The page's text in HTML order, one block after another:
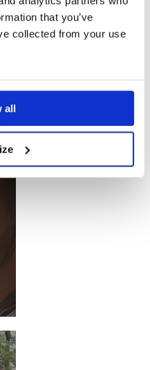
that you’ve
collected from your use
all